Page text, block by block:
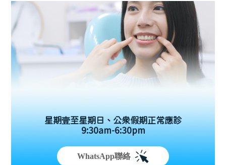
星期壹至星期日、公眾假期正常應診
9:30am-6:30pm
WhatsApp聯絡